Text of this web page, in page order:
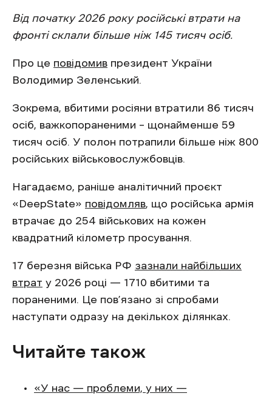
Від початку 2026 року російські втрати на
фронті склали більше ніж 145 тисяч осіб.
Про це повідомив президент України
Володимир Зеленський.
Зокрема, вбитими росіяни втратили 86 тисяч
осіб, важкопораненими – щонайменше 59
тисяч осіб. У полон потрапили більше ніж 800
російських військовослужбовців.
Нагадаємо, раніше аналітичний проєкт
«DeepState» повідомляв, що російська армія
втрачає до 254 військових на кожен
квадратний кілометр просування.
17 березня війська РФ зазнали найбільших
втрат у 2026 році — 1710 вбитими та
пораненими. Це пов’язано зі спробами
наступати одразу на декількох ділянках.
Читайте також
«У нас — проблеми, у них —